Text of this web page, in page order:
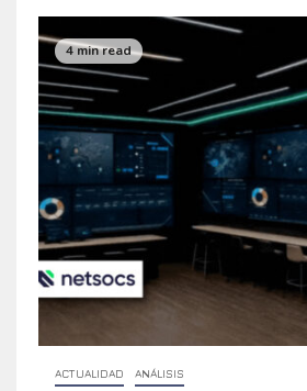
4 min read
ACTUALIDAD ANÁLISIS